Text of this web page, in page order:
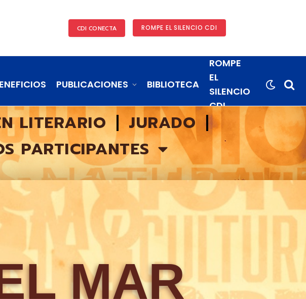
CDI CONECTA ROMPE EL SILENCIO CDI
PUBLICACIONES BIBLIOTECA
ROMPE
EL
SILENCIO
CDI
LITERARIO
JURADO
PARTICIPANTES
MAR